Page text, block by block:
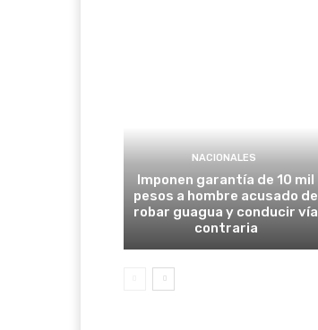
NACIONALES
Imponen garantía de 10 mil
pesos a hombre acusado de
robar guagua y conducir vía
contraria